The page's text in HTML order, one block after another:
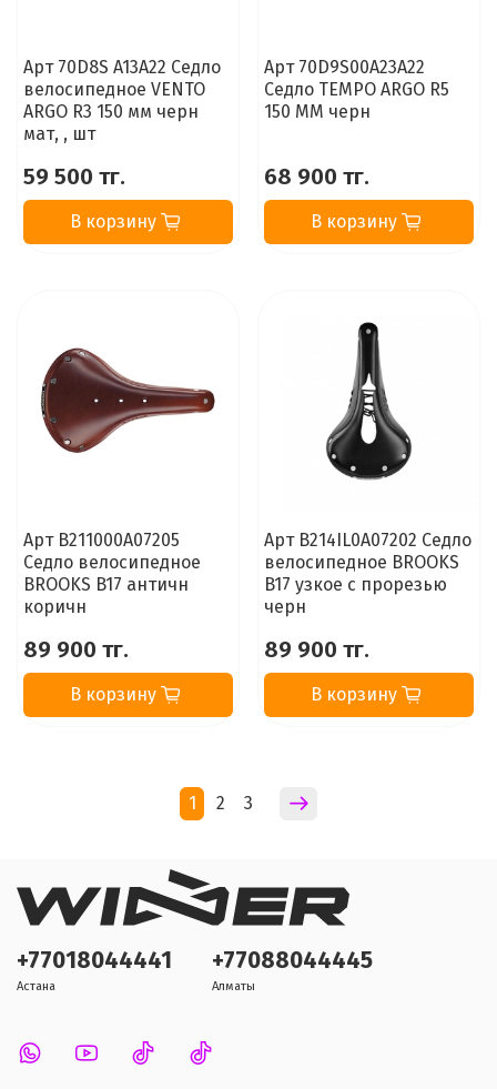
Арт 70D8S A13A22 Седло
велосипедное VENTO
ARGO R3 150 мм черн
мат, , шт
59 500 тг.
В корзину
Арт 70D9S00A23A22
Седло TEMPO ARGO R5
150 MM черн
68 900 тг.
В корзину
Арт B211000A07205
Седло велосипедное
BROOKS B17 античн
коричн
89 900 тг.
В корзину
Арт B214IL0A07202 Седло
велосипедное BROOKS
B17 узкое с прорезью
черн
89 900 тг.
В корзину
1 2 3
+77018044441
Астана
+77088044445
Алматы